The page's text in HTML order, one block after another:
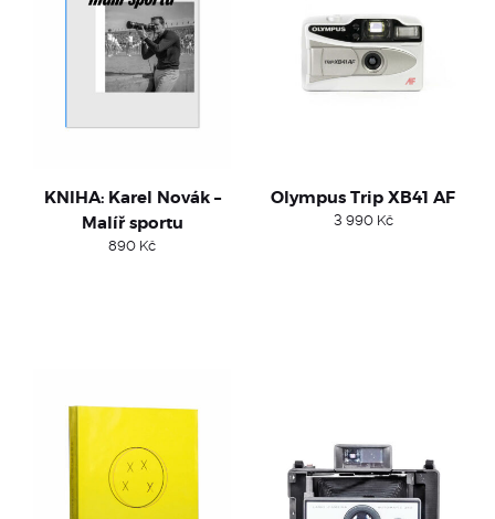
KNIHA: Karel Novák –
Malíř sportu
890 Kč
Olympus Trip XB41 AF
3 990 Kč